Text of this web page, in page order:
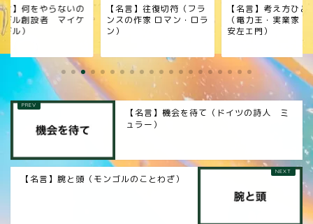
言】何をやらないの
デル創設者 マイケ
ル）
【名言】往復切符（フラ
ンスの作家 ロマン・ロラ
ン）
【名言】考え方ひと
（電力王・実業家
安左エ門）
【名言】機会を待て（ドイツの詩人 ミ
ュラー）
【名言】腕と頭（モンゴルのことわざ）